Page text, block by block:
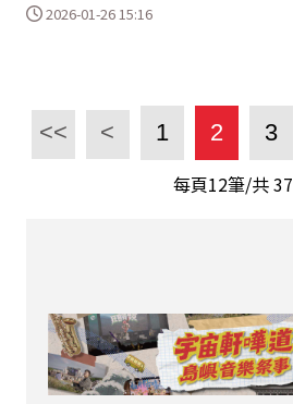
2026-01-26 15:16
<< < 1 2 3
每頁12筆/共37